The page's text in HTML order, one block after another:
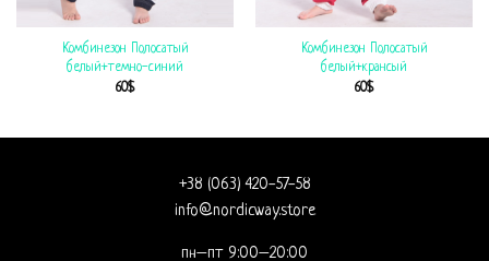
Комбинезон Полосатый
белый+темно-синий
60$
Комбинезон Полосатый
белый+крансый
60$
+38 (063) 420-57-58
info@nordicway.store
пн–пт 9:00–20:00